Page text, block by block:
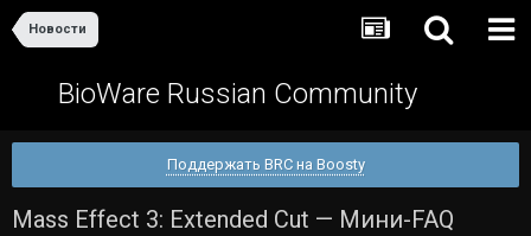
Новости
BioWare Russian Community
Поддержать BRC на Boosty
Mass Effect 3: Extended Cut — Мини-FAQ